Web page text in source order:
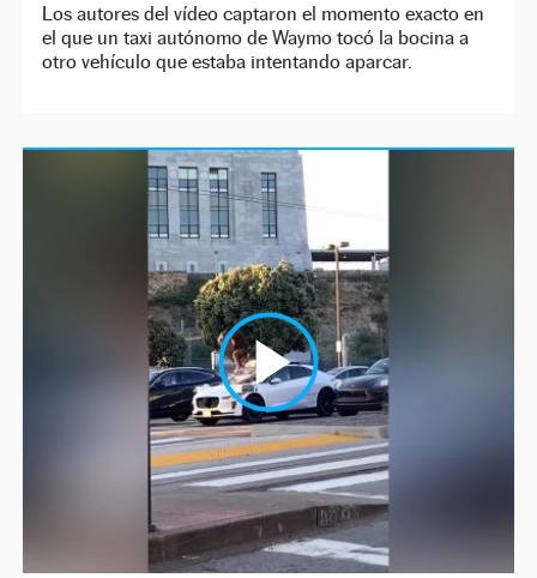
Los autores del vídeo captaron el momento exacto en
el que un taxi autónomo de Waymo tocó la bocina a
otro vehículo que estaba intentando aparcar.